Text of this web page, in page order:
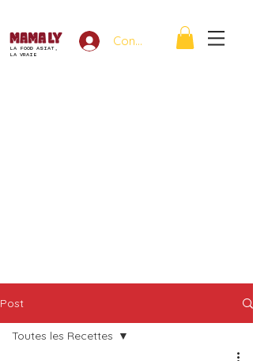
LA FOOD ASIAT,
LA VRAIE
Connexion
Post
Toutes les Recettes